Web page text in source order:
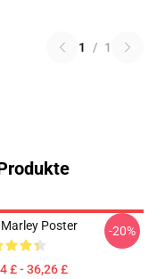
1 / 1
Poster
£ - 36,26 £
-20%